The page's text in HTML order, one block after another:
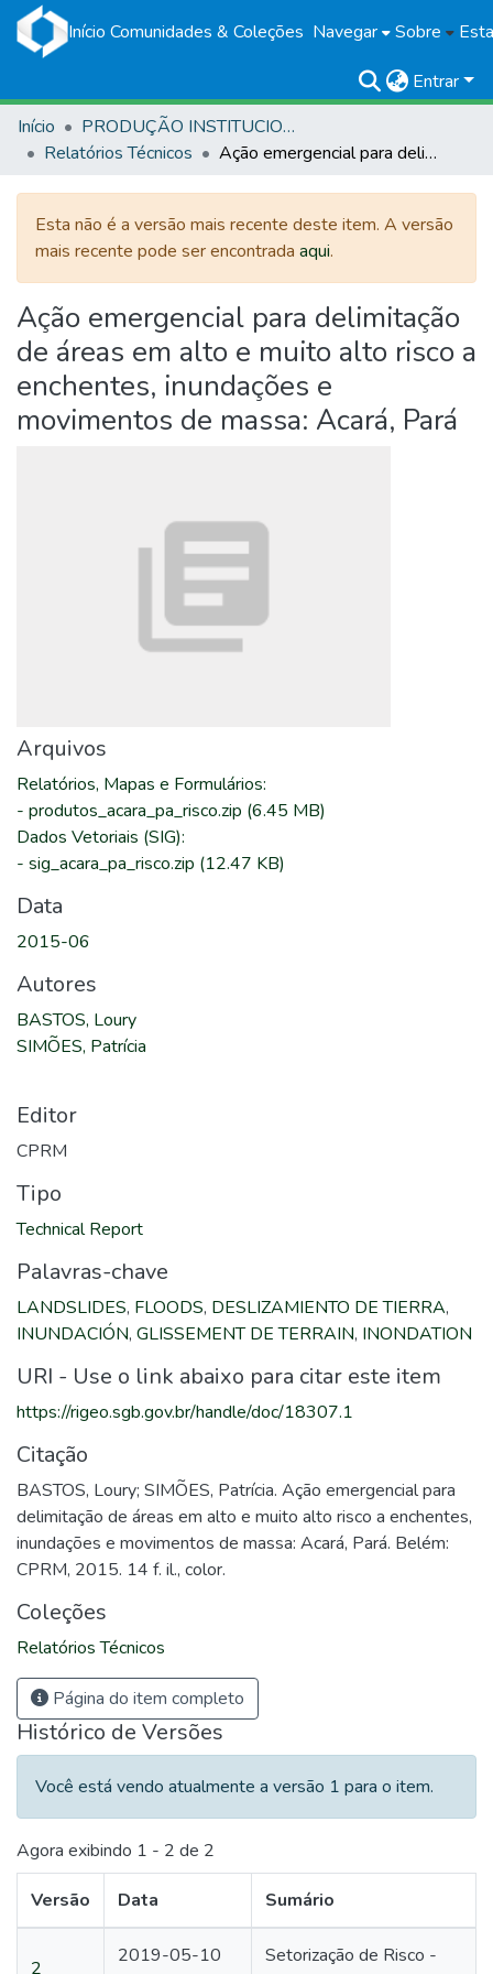
Início Comunidades & Coleções Navegar Sobre
Entrar
Início
PRODUÇÃO INSTITUCIONAL
Relatórios Técnicos
Ação emergencial para delimitação de áreas em alto e muito alto risco a enchentes, inundações e movimentos de massa: Acará, Pará
Esta não é a versão mais recente deste item. A versão
mais recente pode ser encontrada aqui.
Ação emergencial para delimitação
de áreas em alto e muito alto risco a
enchentes, inundações e
movimentos de massa: Acará, Pará
Arquivos
Relatórios, Mapas e Formulários:
- produtos_acara_pa_risco.zip (6.45 MB)
Dados Vetoriais (SIG):
- sig_acara_pa_risco.zip (12.47 KB)
Data
2015-06
Autores
BASTOS, Loury
SIMÕES, Patrícia
Editor
CPRM
Tipo
Technical Report
Palavras-chave
LANDSLIDES, FLOODS, DESLIZAMIENTO DE TIERRA,
INUNDACIÓN, GLISSEMENT DE TERRAIN, INONDATION
URI - Use o link abaixo para citar este item
https://rigeo.sgb.gov.br/handle/doc/18307.1
Citação
BASTOS, Loury; SIMÕES, Patrícia. Ação emergencial para
delimitação de áreas em alto e muito alto risco a enchentes,
inundações e movimentos de massa: Acará, Pará. Belém:
CPRM, 2015. 14 f. il., color.
Coleções
Relatórios Técnicos
Página do item completo
Histórico de Versões
Você está vendo atualmente a versão 1 para o item.
Agora exibindo 1 - 2 de 2
Versão Data Sumário
2
2019-05-10
Setorização de Risco -